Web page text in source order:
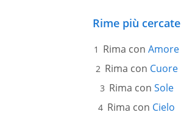
Rime più cercate
Rima con Amore
Rima con Cuore
Rima con Sole
Rima con Cielo